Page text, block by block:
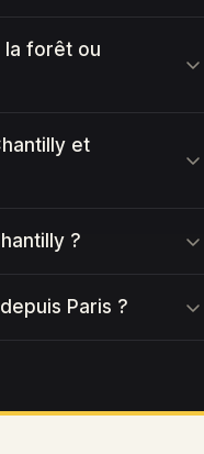
la forêt ou
et
?
Paris ?